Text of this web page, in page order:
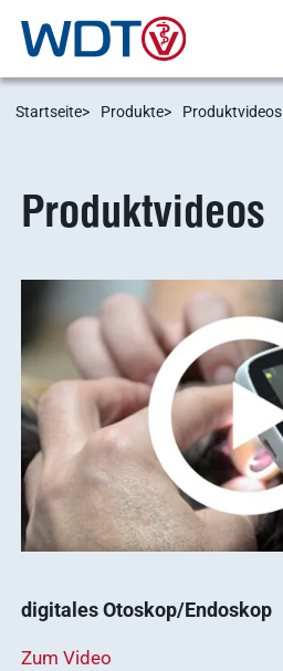
Startseite Produkte Produktvideos
Produktvideos
digitales Otoskop/Endoskop
Zum Video